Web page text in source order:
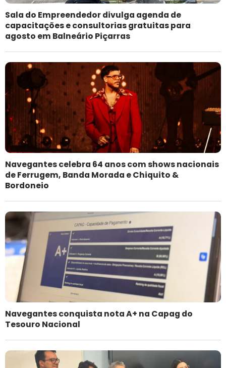
Sala do Empreendedor divulga agenda de
capacitações e consultorias gratuitas para
agosto em Balneário Piçarras
Navegantes celebra 64 anos com shows nacionais
de Ferrugem, Banda Morada e Chiquito &
Bordoneio
Navegantes conquista nota A+ na Capag do
Tesouro Nacional